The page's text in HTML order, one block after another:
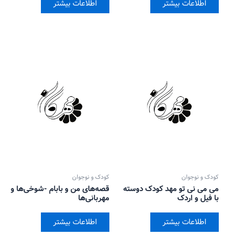
اطلاعات بیشتر اطلاعات بیشتر
کودک و نوجوان
می می نی تو مهد کودک دوسته
با فیل و اردک
اطلاعات بیشتر
کودک و نوجوان
قصه‌های من و بابام -شوخی‌ها و
مهربانی‌ها
اطلاعات بیشتر